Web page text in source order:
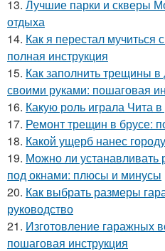
13. Лучшие парки и скверы
отдыха
14. Как я перестал мучиться
полная инструкция
15. Как заполнить трещины
своими руками: пошаговая
16. Какую роль играла Чита
17. Ремонт трещин в брусе:
18. Какой ущерб нанес
19. Можно ли устанавливать
под окнами: плюсы и минусы
20. Как выбрать размеры
руководство
21. Изготовление гаражных
пошаговая инструкция